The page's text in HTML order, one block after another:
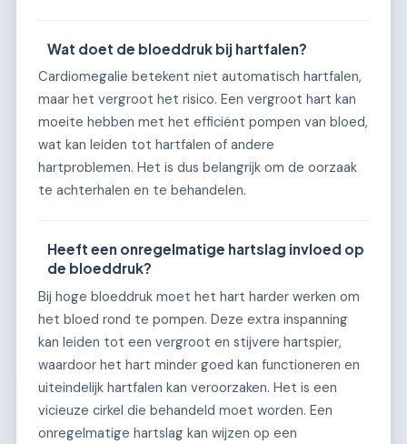
Wat doet de bloeddruk bij hartfalen?
Cardiomegalie betekent niet automatisch hartfalen,
maar het vergroot het risico. Een vergroot hart kan
moeite hebben met het efficiënt pompen van bloed,
wat kan leiden tot hartfalen of andere
hartproblemen. Het is dus belangrijk om de oorzaak
te achterhalen en te behandelen.
Heeft een onregelmatige hartslag invloed op
de bloeddruk?
Bij hoge bloeddruk moet het hart harder werken om
het bloed rond te pompen. Deze extra inspanning
kan leiden tot een vergroot en stijvere hartspier,
waardoor het hart minder goed kan functioneren en
uiteindelijk hartfalen kan veroorzaken. Het is een
vicieuze cirkel die behandeld moet worden. Een
onregelmatige hartslag kan wijzen op een